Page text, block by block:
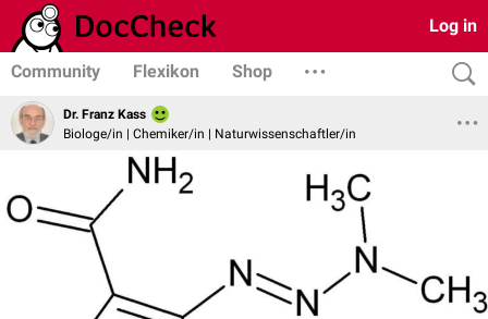
Log in
Community Flexikon Shop
Dr. Franz Kass
Biologe/in | Chemiker/in | Naturwissenschaftler/in